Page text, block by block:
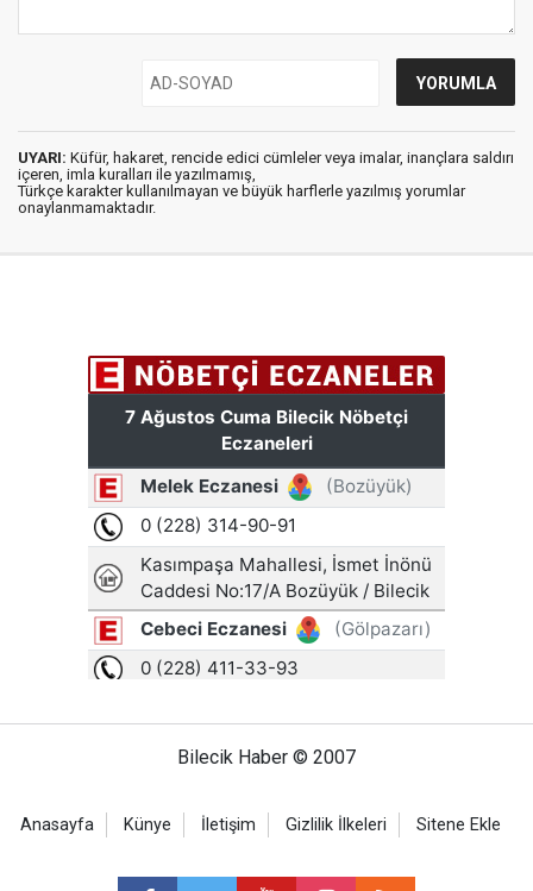
UYARI: Küfür, hakaret, rencide edici cümleler veya imalar, inançlara saldırı
içeren, imla kuralları ile yazılmamış,
Türkçe karakter kullanılmayan ve büyük harflerle yazılmış yorumlar
onaylanmamaktadır.
Bilecik Haber © 2007
Anasayfa Künye İletişim Gizlilik İlkeleri Sitene Ekle